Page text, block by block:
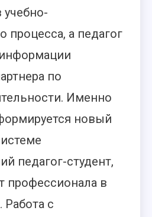
учебно-
процесса, а педагог
по
Именно
новый
педагог-студент,
профессионала в
Работа с